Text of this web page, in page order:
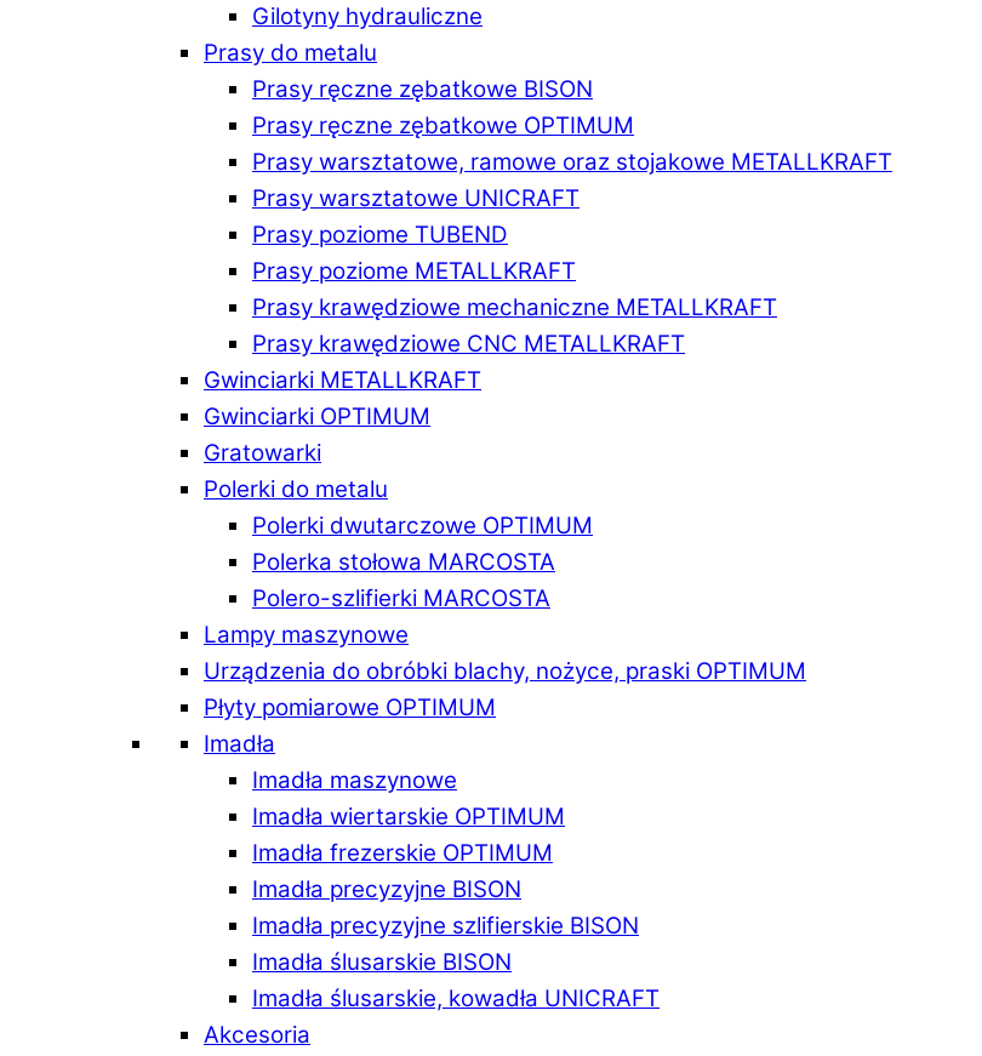
Gilotyny hydrauliczne
Prasy do metalu
Prasy ręczne zębatkowe BISON
Prasy ręczne zębatkowe OPTIMUM
Prasy warsztatowe, ramowe oraz stojakowe METALLKRAFT
Prasy warsztatowe UNICRAFT
Prasy poziome TUBEND
Prasy poziome METALLKRAFT
Prasy krawędziowe mechaniczne METALLKRAFT
Prasy krawędziowe CNC METALLKRAFT
Gwinciarki METALLKRAFT
Gwinciarki OPTIMUM
Gratowarki
Polerki do metalu
Polerki dwutarczowe OPTIMUM
Polerka stołowa MARCOSTA
Polero-szlifierki MARCOSTA
Lampy maszynowe
Urządzenia do obróbki blachy, nożyce, praski OPTIMUM
Płyty pomiarowe OPTIMUM
Imadła
Imadła maszynowe
Imadła wiertarskie OPTIMUM
Imadła frezerskie OPTIMUM
Imadła precyzyjne BISON
Imadła precyzyjne szlifierskie BISON
Imadła ślusarskie BISON
Imadła ślusarskie, kowadła UNICRAFT
Akcesoria